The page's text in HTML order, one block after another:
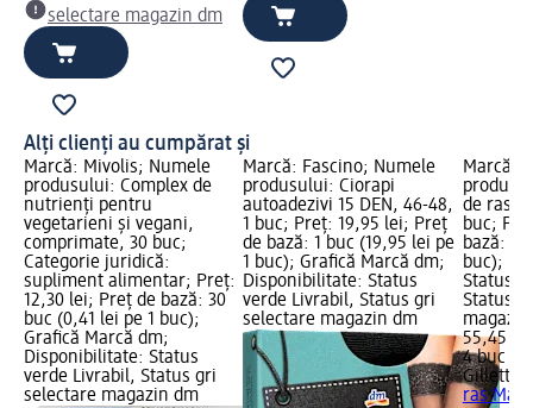
selectare magazin dm
Alți clienți au cumpărat și
Marcă: Mivolis; Numele
produsului: Complex de
nutrienți pentru
vegetarieni și vegani,
comprimate, 30 buc;
Categorie juridică:
supliment alimentar; Preț:
12,30 lei; Preț de bază: 30
buc (0,41 lei pe 1 buc);
Grafică Marcă dm;
Disponibilitate: Status
verde Livrabil, Status gri
selectare magazin dm
Marcă: Fascino; Numele
produsului: Ciorapi
autoadezivi 15 DEN, 46-48,
1 buc; Preț: 19,95 lei; Preț
de bază: 1 buc (19,95 lei pe
1 buc); Grafică Marcă dm;
Disponibilitate: Status
verde Livrabil, Status gri
selectare magazin dm
Marcă:
de ras
buc;
bază: 4
buc);
Status
Status
55,45 lei
4 buc
Gillette
ras